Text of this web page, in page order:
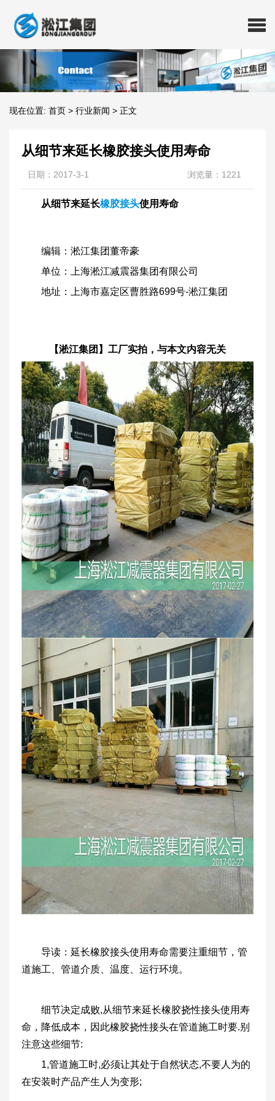
现在位置: 首页 > 行业新闻 > 正文
从细节来延长橡胶接头使用寿命
日期：2017-3-1 浏览量：1221
从细节来延长橡胶接头使用寿命
编辑：淞江集团董帝豪
单位：上海淞江减震器集团有限公司
地址：上海市嘉定区曹胜路699号-淞江集团
【淞江集团】工厂实拍，与本文内容无关
导读：延长橡胶接头使用寿命需要注重细节，管
道施工、管道介质、温度、运行环境。
细节决定成败,从细节来延长橡胶挠性接头使用寿
命，降低成本，因此橡胶挠性接头在管道施工时要.别
注意这些细节:
1,管道施工时,必须让其处于自然状态,不要人为的
在安装时产品产生人为变形;